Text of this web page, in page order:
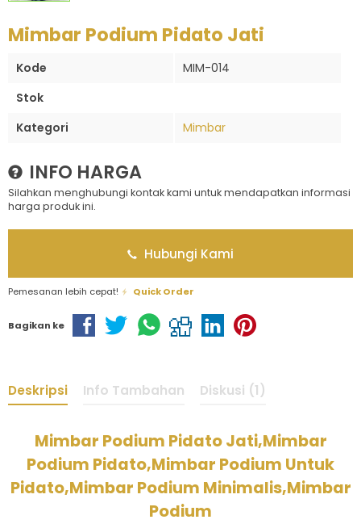
Mimbar Podium Pidato Jati
Kode
MIM-014
Stok
Kategori
Mimbar
INFO HARGA
Silahkan menghubungi kontak kami untuk mendapatkan informasi
harga produk ini.
Hubungi Kami
Pemesanan lebih cepat! Quick Order
Bagikan ke
Deskripsi Info Tambahan Diskusi (1)
Mimbar Podium Pidato Jati,Mimbar
Podium Pidato,Mimbar Podium Untuk
Pidato,Mimbar Podium Minimalis,Mimbar
Podium